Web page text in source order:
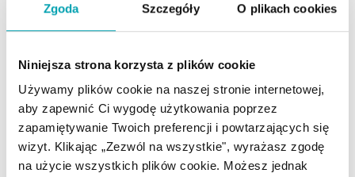
Zgoda Szczegóły O plikach cookies
Niniejsza strona korzysta z plików cookie
Używamy plików cookie na naszej stronie internetowej,
aby zapewnić Ci wygodę użytkowania poprzez
zapamiętywanie Twoich preferencji i powtarzających się
wizyt. Klikając „Zezwól na wszystkie", wyrażasz zgodę
na użycie wszystkich plików cookie. Możesz jednak
sprawdzone metody
Czynniki powodujące wzrost poziomu
cholesterolu
Kalkulator cholesterolu